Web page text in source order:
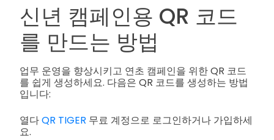
신년 캠페인용 QR 코드
를 만드는 방법
업무 운영을 향상시키고 연초 캠페인을 위한 QR 코드
를 쉽게 생성하세요. 다음은 QR 코드를 생성하는 방법
입니다:
열다QR TIGER 무료 계정으로 로그인하거나 가입하세
요.